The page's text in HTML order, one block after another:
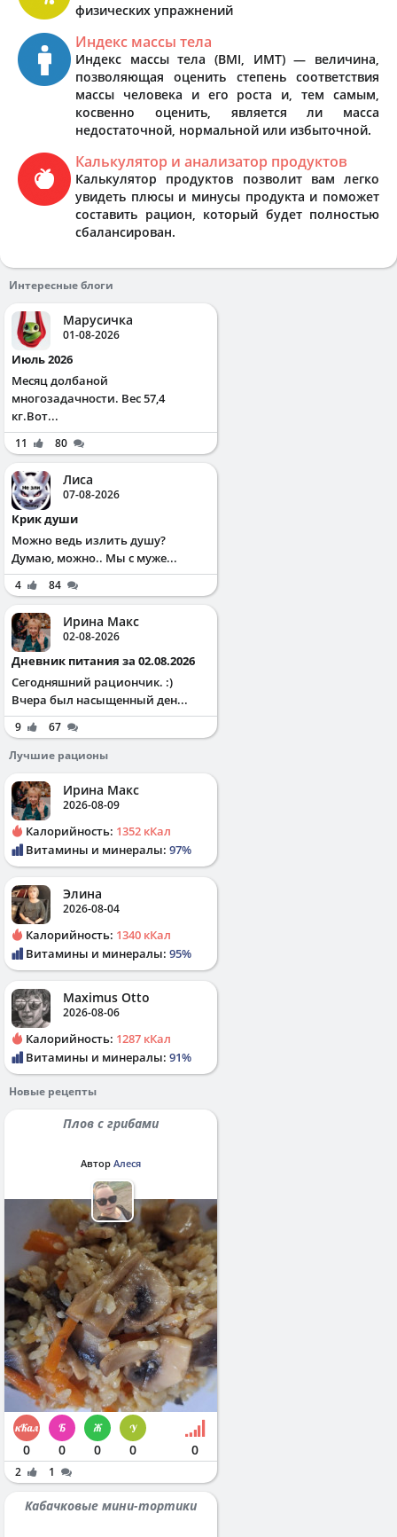
физических упражнений
Индекс массы тела
Индекс массы тела (BMI, ИМТ) — величина,
позволяющая оценить степень соответствия
массы человека и его роста и, тем самым,
косвенно оценить, является ли масса
недостаточной, нормальной или избыточной.
Калькулятор и анализатор продуктов
Калькулятор продуктов позволит вам легко
увидеть плюсы и минусы продукта и поможет
составить рацион, который будет полностью
сбалансирован.
Интересные блоги
Марусичка
01-08-2026
Июль 2026
Месяц долбаной
многозадачности. Вес 57,4
кг.Вот...
11 80
Лиса
07-08-2026
Крик души
Можно ведь излить душу?
Думаю, можно.. Мы с муже...
4 84
Ирина Макс
02-08-2026
Дневник питания за 02.08.2026
Сегодняшний рациончик. :)
Вчера был насыщенный ден...
9
67
Лучшие рационы
Ирина Макс
2026-08-09
Калорийность: 1352 кКал
Витамины и минералы: 97%
Элина
2026-08-04
Калорийность: 1340 кКал
Витамины и минералы: 95%
Maximus Otto
2026-08-06
Калорийность: 1287 кКал
Витамины и минералы: 91%
Новые рецепты
Плов с грибами
Автор Алеся
0 0 0 0 0
2 1
Кабачковые мини-тортики